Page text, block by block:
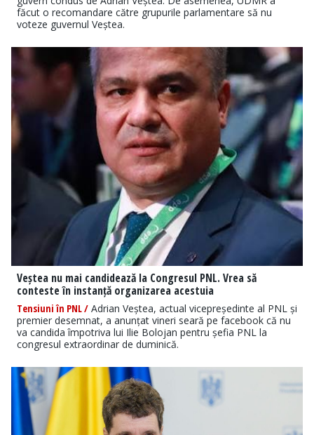
făcut o recomandare către grupurile parlamentare să nu
voteze guvernul Veștea.
Veștea nu mai candidează la Congresul PNL. Vrea să
conteste în instanță organizarea acestuia
Tensiuni în PNL / Adrian Veștea, actual vicepreședinte al PNL și
premier desemnat, a anunțat vineri seară pe facebook că nu
va candida împotriva lui Ilie Bolojan pentru șefia PNL la
congresul extraordinar de duminică.